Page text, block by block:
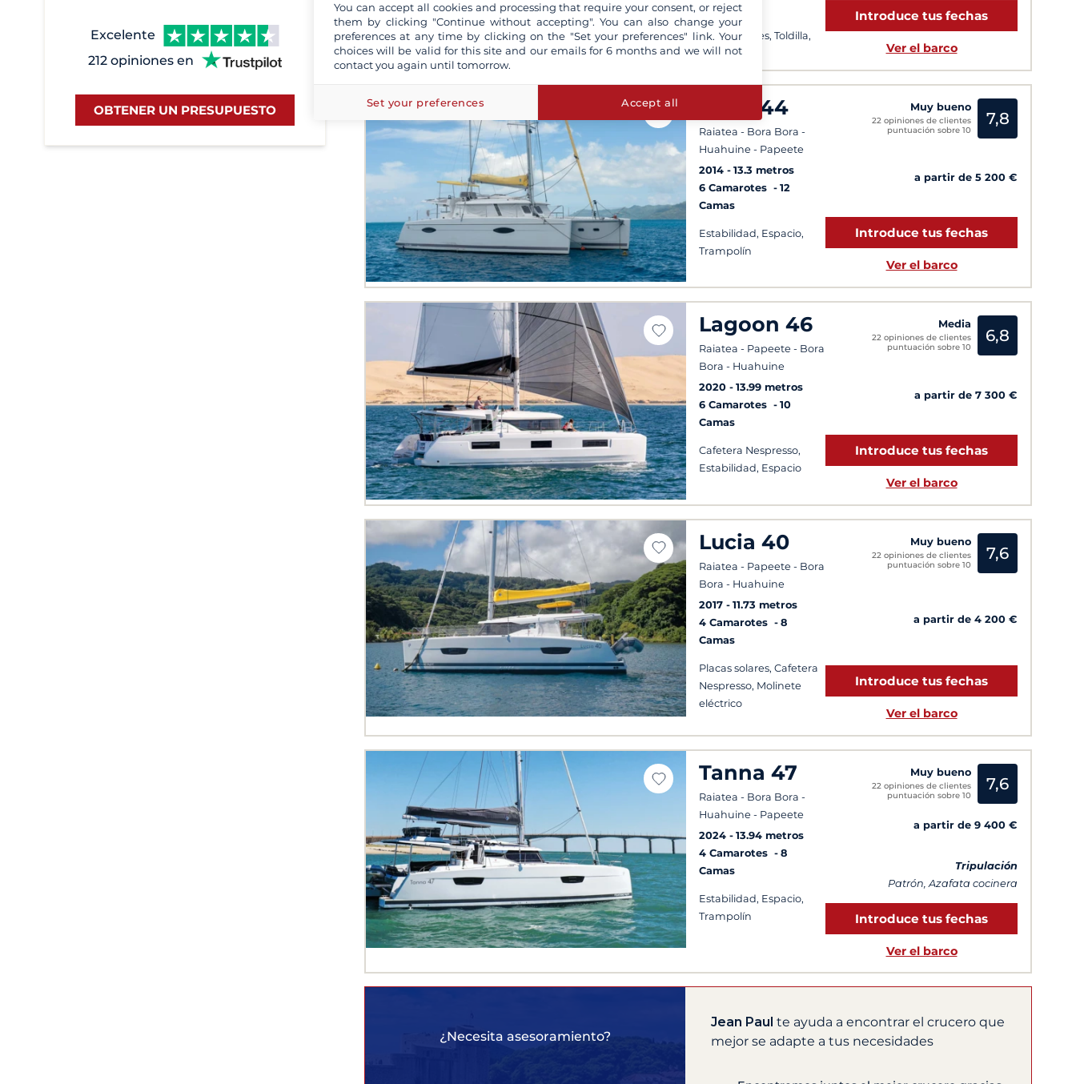
Excelente
212 opiniones en
OBTENER UN PRESUPUESTO
Camas
Placas solares, Toldilla,
Barbacoa
Introduce tus fechas
Ver el barco
Helia 44
Raiatea - Bora Bora -
Huahuine - Papeete
2014
13.3 metros
6 Camarotes
12
Camas
Estabilidad, Espacio,
Trampolín
Muy bueno
22 opiniones de clientes
puntuación sobre 10
7,8
a partir de 5 200 €
Introduce tus fechas
Ver el barco
Lagoon 46
Raiatea - Papeete - Bora
Bora - Huahuine
2020
13.99 metros
6 Camarotes
10
Camas
Cafetera Nespresso,
Estabilidad, Espacio
Media
22 opiniones de clientes
puntuación sobre 10
6,8
a partir de 7 300 €
Introduce tus fechas
Ver el barco
Lucia 40
Raiatea - Papeete - Bora
Bora - Huahuine
2017
11.73 metros
4 Camarotes
8
Camas
Placas solares, Cafetera
Nespresso, Molinete
eléctrico
Muy bueno
22 opiniones de clientes
puntuación sobre 10
7,6
a partir de 4 200 €
Introduce tus fechas
Ver el barco
Tanna 47
Raiatea - Bora Bora -
Huahuine - Papeete
2024
13.94 metros
4 Camarotes
8
Camas
Estabilidad, Espacio,
Trampolín
Muy bueno
22 opiniones de clientes
puntuación sobre 10
7,6
a partir de 9 400 €
Tripulación
Patrón, Azafata cocinera
Introduce tus fechas
Ver el barco
¿Necesita asesoramiento?
Jean Paul te ayuda a encontrar el crucero que
mejor se adapte a tus necesidades
You can accept all cookies and processing that require your consent, or reject
them by clicking "Continue without accepting". You can also change your
preferences at any time by clicking on the "Set your preferences" link. Your
choices will be valid for this site and our emails for 6 months and we will not
contact you again until tomorrow.
Set your preferences Accept all